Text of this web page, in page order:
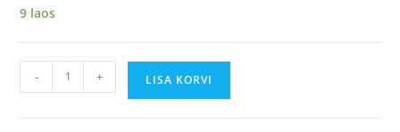
9 laos
- + LISA KORVI